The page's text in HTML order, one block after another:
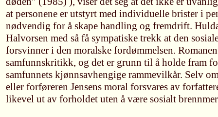
at personene er utstyrt med individuelle brister i
nødvendig for å skape handling og fremdrift.
Halvorsen med så få sympatiske trekk at den
forsvinner i den moralske fordømmelsen.
samfunnskritikk, og det er grunn til å holde fram
samfunnets kjønnsavhengige rammevilkår. Selv
eller forføreren Jensens moral forsvares av
likevel ut av forholdet uten å være sosialt